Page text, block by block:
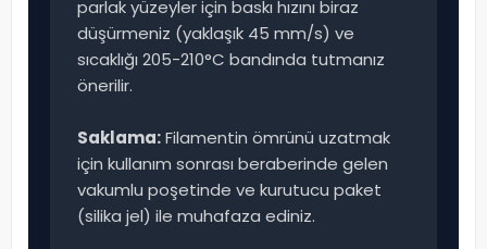
parlak yüzeyler için baskı hızını biraz
düşürmeniz (yaklaşık 45 mm/s) ve
sıcaklığı 205-210°C bandında tutmanız
önerilir.
Saklama:Filamentin ömrünü uzatmak
için kullanım sonrası beraberinde gelen
vakumlu poşetinde ve kurutucu paket
(silika jel) ile muhafaza ediniz.